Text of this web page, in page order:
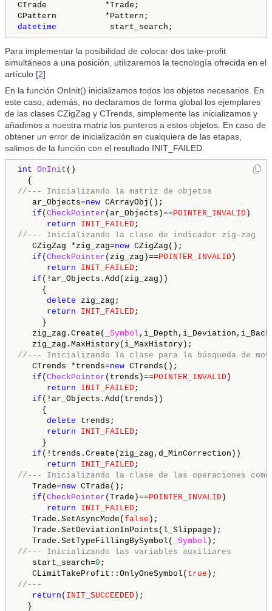
CTrade            *Trade;
datetime
Para implementar la posibilidad de colocar dos take-profit
simultáneos a una posición, utilizaremos la tecnología ofrecida en el
artículo [2]
En la función OnInit() inicializamos todos los objetos necesarios. En
este caso, además, no declaramos de forma global los ejemplares
de las clases CZigZag y CTrends, simplemente las inicializamos y
añadimos a nuestra matriz los punteros a estos objetos. En caso de
obtener un error de inicialización en cualquiera de las etapas,
salimos de la función con el resultado INIT_FAILED.
int OnInit ()
//--- Inicializando la matriz de objetos
ar_Objects=new CArrayObj();
if ( CheckPointer (ar_Objects)==POINTER_INVALID )
return
INIT_FAILED
//--- Inicializando la clase de indicador zig-zag
CZigZag *zig_zag=new CZigZag();
if ( CheckPointer (zig_zag)==POINTER_INVALID )
return
INIT_FAILED;
if (!ar_Objects.Add(zig_zag))
{
delete zig_zag;
return
INIT_FAILED;
}
zig_zag.Create(
_Symbol
//--- Inicializando la clase para la búsqueda de
CTrends *trends=new CTrends();
if ( CheckPointer (trends)==POINTER_INVALID )
return
INIT_FAILED;
if (!ar_Objects.Add(trends))
{
delete trends;
return
INIT_FAILED;
}
if (!trends.Create(zig_zag,d_MinCorrection))
return
INIT_FAILED
//--- Inicializando la clase de las operaciones
Trade=new CTrade();
if ( CheckPointer (Trade)==POINTER_INVALID )
return
INIT_FAILED;
Trade.SetAsyncMode( false );
Trade.SetDeviationInPoints(l_Slippage);
Trade.SetTypeFillingBySymbol(
_Symbol
//--- Inicializando las variables auxiliares
start_search=0 ;
CLimitTakeProfit::OnlyOneSymbol( true
//---
return ( INIT_SUCCEEDED );